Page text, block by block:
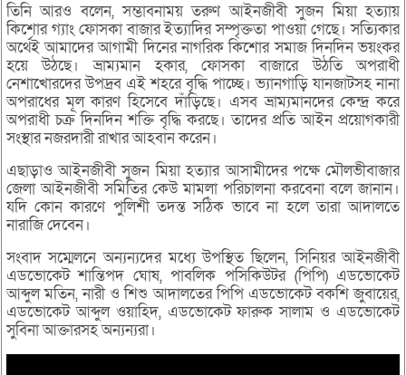
তিনি আরও বলেন, সম্ভাবনাময় তরুণ আইনজীবী সুজন মিয়া হত্যায়
কিশোর গ্যাং ফোসকা বাজার ইত্যাদির সম্পৃক্ততা পাওয়া গেছে। সত্যিকার
অর্থেই আমাদের আগামী দিনের নাগরিক কিশোর সমাজ দিনদিন ভয়ংকর
হয়ে উঠছে। ভ্রাম্যমান হকার, ফোসকা বাজারে উঠতি অপরাধী
নেশাখোরদের উপদ্রব এই শহরে বৃদ্ধি পাচ্ছে। ভ্যানগাড়ি যানজাটসহ নানা
অপরাধের মূল কারণ হিসেবে দাঁড়িছে। এসব ভ্রাম্যমানদের কেন্দ্র করে
অপরাধী চক্র দিনদিন শক্তি বৃদ্ধি করছে। তাদের প্রতি আইন প্রয়োগকারী
সংস্থার নজরদারী রাখার আহবান করেন।
এছাড়াও আইনজীবী সুজন মিয়া হত্যার আসামীদের পক্ষে মৌলভীবাজার
জেলা আইনজীবী সমিতির কেউ মামলা পরিচালনা করবেনা বলে জানান।
যদি কোন কারণে পুলিশী তদন্ত সঠিক ভাবে না হলে তারা আদালতে
নারাজি দেবেন।
সংবাদ সম্মেলনে অন্যন্যদের মধ্যে উপস্থিত ছিলেন, সিনিয়র আইনজীবী
এডভোকেট শান্তিপদ ঘোষ, পাবলিক পসিকিউটর (পিপি) এডভোকেট
আব্দুল মতিন, নারী ও শিশু আদালতের পিপি এডভোকেট বকশি জুবায়ের,
এডভোকেট আব্দুল ওয়াহিদ, এডভোকেট ফারুক সালাম ও এডভোকেট
সুবিনা আক্তারসহ অন্যন্যরা।